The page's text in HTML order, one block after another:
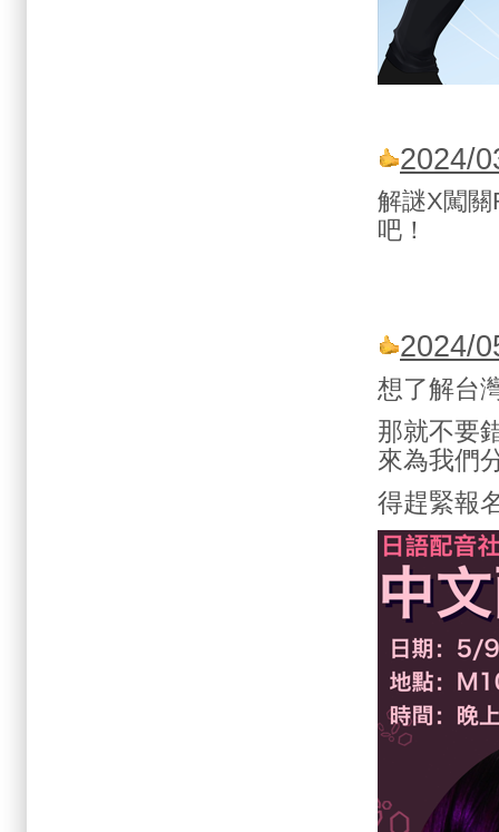
2024/
解謎X闖
吧！
2024/
想了解台
那就不要
來為我們
得趕緊報